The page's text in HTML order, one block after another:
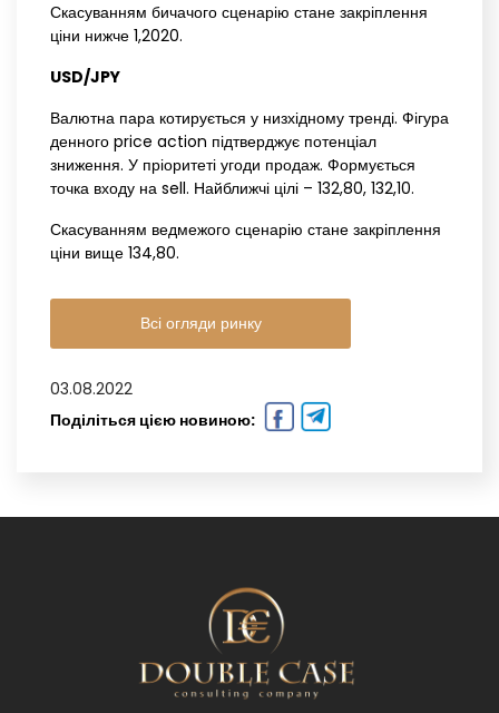
Скасуванням бичачого сценарію стане закріплення
ціни нижче 1,2020.
USD/JPY‌ ‌
Валютна пара котирується у низхідному тренді. Фігура
денного price action підтверджує потенціал
зниження. У пріоритеті угоди продаж. Формується
точка входу на sell. Найближчі цілі – 132,80, 132,10.
Скасуванням ведмежого сценарію стане закріплення
ціни вище 134,80.
Всі огляди ринку
03.08.2022
Поділіться цією новиною: